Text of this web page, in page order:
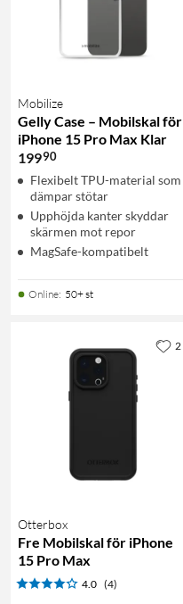
Mobilize
Gelly Case – Mobilskal för
iPhone 15 Pro Max Klar
19990
Flexibelt TPU-material som
dämpar stötar
Upphöjda kanter skyddar
skärmen mot repor
MagSafe-kompatibelt
Online: 50+ st
Otterbox
Fre Mobilskal för iPhone
15 Pro Max
4.0 (4)
2